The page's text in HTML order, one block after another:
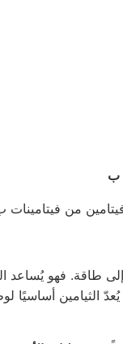
ب
من
إلى طاقة. فهو
الثيامين